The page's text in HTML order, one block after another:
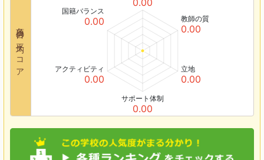
各項目の平均スコア
教師の質
0.00
立地
0.00
サポート体制
0.00
アクティビティ
0.00
国籍バランス
0.00